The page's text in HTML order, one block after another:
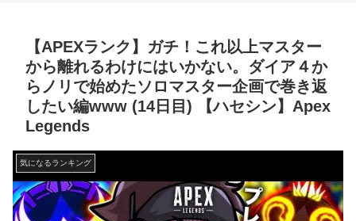
【APEXランク】ガチ！これ以上マスター
から離れるわけにはいかない。ダイア４か
らノリで始めたソロマスター企画で巻き返
したい編www (14日目) 【ハセシン】Apex
Legends
気になるランキング